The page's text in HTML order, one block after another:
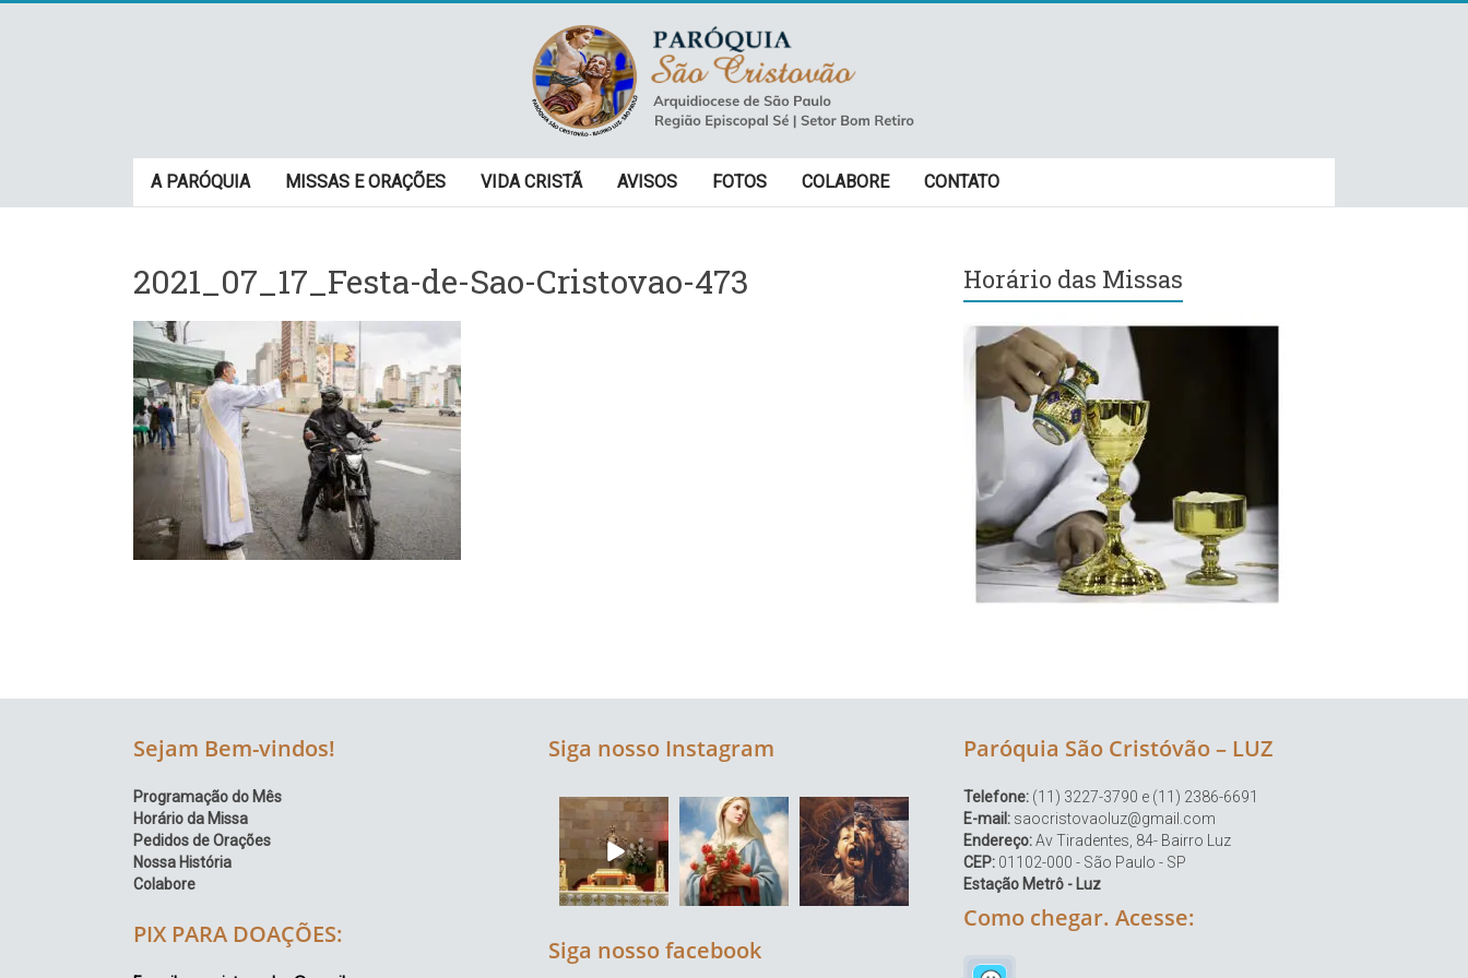
Paróquia
São
–
Luz
Arquidiocese
de
São
Paulo
Região
Episcopal
Sé
A PARÓQUIA MISSAS E ORAÇÕES VIDA CRISTÃ AVISOS FOTOS COLABORE CONTATO
2021_07_17_Festa-de-Sao-Cristovao-473 Horário das Missas
Sejam Bem-vindos!
Programação do Mês
Horário da Missa
Pedidos de Orações
Nossa História
Colabore
PIX PARA DOAÇÕES:
Siga nosso Instagram
Siga nosso facebook
Paróquia São Cristóvão – LUZ
Telefone: (11) 3227-3790 e (11) 2386-6691
E-mail: saocristovaoluz@gmail.com
Endereço:Av Tiradentes, 84- Bairro Luz
CEP: 01102-000 - São Paulo - SP
Estação Metrô - Luz
Como chegar. Acesse: